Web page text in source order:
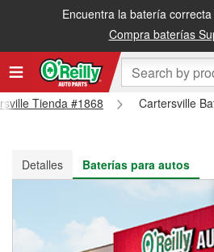
Encuentra la batería
Compra baterías
Recibe tu orden gratis al día
Tienda #1868
Cartersville
Detalles
Baterías para autos